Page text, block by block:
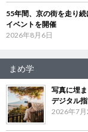
55年間、京の街を走り
イベントを開催
2026年8月6日
まめ学
写真に埋
デジタル指
2026年7月